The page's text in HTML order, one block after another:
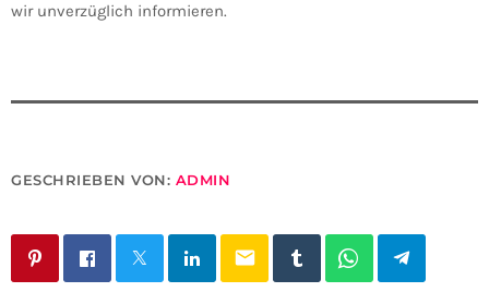
wir unverzüglich informieren.
GESCHRIEBEN VON: ADMIN
email